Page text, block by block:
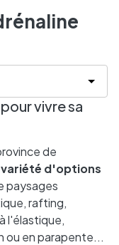
vivre sa
de
variété d'options
paysages
rafting,
l'élastique,
ou en parapente...